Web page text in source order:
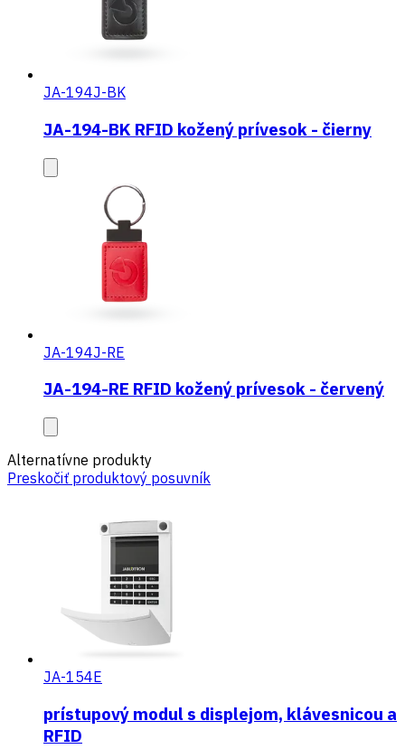
JA-194J-BK
JA-194-BK RFID kožený prívesok - čierny
JA-194J-RE
JA-194-RE RFID kožený prívesok - červený
Alternatívne produkty
Preskočiť produktový posuvník
JA-154E
prístupový modul s displejom, klávesnicou a
RFID